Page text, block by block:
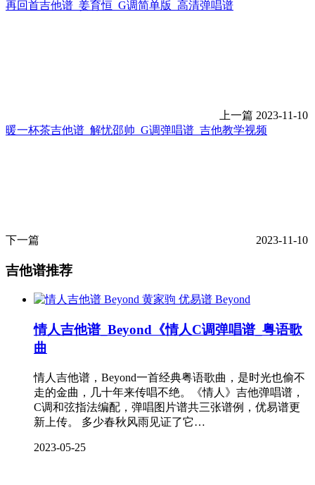
再回首吉他谱_姜育恒_G调简单版_高清弹唱谱
上一篇 2023-11-10
暖一杯茶吉他谱_解忧邵帅_G调弹唱谱_吉他教学视频
下一篇 2023-11-10
吉他谱推荐
Beyond
情人吉他谱_Beyond《情人C调弹唱谱_粤语歌
曲
情人吉他谱，Beyond一首经典粤语歌曲，是时光也偷不
走的金曲，几十年来传唱不绝。《情人》吉他弹唱谱，
C调和弦指法编配，弹唱图片谱共三张谱例，优易谱更
新上传。 多少春秋风雨见证了它…
2023-05-25